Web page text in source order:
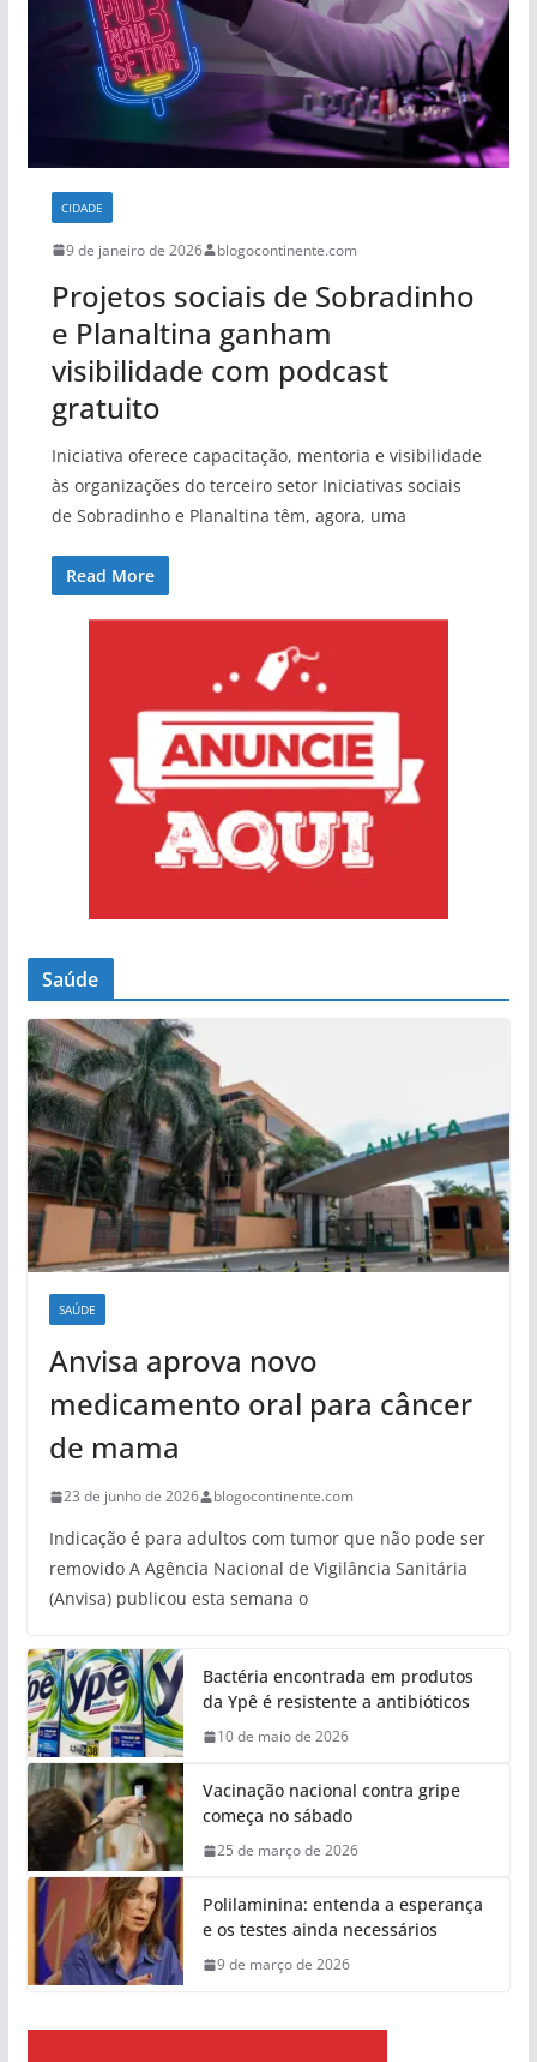
CIDADE
9 de janeiro de 2026 blogocontinente.com
Projetos sociais de Sobradinho
e Planaltina ganham
visibilidade com podcast
gratuito
Iniciativa oferece capacitação, mentoria e visibilidade
às organizações do terceiro setor Iniciativas sociais
de Sobradinho e Planaltina têm, agora, uma
Read More
Saúde
SAÚDE
Anvisa aprova novo
medicamento oral para câncer
de mama
23 de junho de 2026 blogocontinente.com
Indicação é para adultos com tumor que não pode ser
removido A Agência Nacional de Vigilância Sanitária
(Anvisa) publicou esta semana o
Bactéria encontrada em produtos
da Ypê é resistente a antibióticos
10 de maio de 2026
Vacinação nacional contra gripe
começa no sábado
25 de março de 2026
Polilaminina: entenda a esperança
e os testes ainda necessários
9 de março de 2026